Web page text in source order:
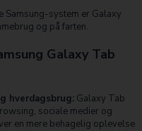
Samsung-system er Galaxy
og på farten.
Galaxy Tab
hverdagsbrug: Galaxy Tab
sociale medier og
en mere behagelig oplevelse